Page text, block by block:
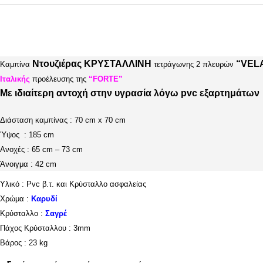
Καμπίνα Ντουζιέρας ΚΡΥΣΤΑΛΛΙΝΗ τετράγωνης 2 πλευρών
Ιταλικής προέλευσης της “FORTE”
Με ιδιαίτερη αντοχή στην υγρασία λόγω pvc εξαρτημάτων
Διάσταση καμπίνας : 70 cm x 70 cm
Ύψος : 185 cm
Ανοχές : 65 cm – 73 cm
Άνοιγμα : 42 cm
Υλικό : Pvc β.τ. και Κρύσταλλο ασφαλείας
Χρώμα : Καρυδί
Κρύσταλλο : Σαγρέ
Πάχος Κρύσταλλου : 3mm
Βάρος : 23 kg